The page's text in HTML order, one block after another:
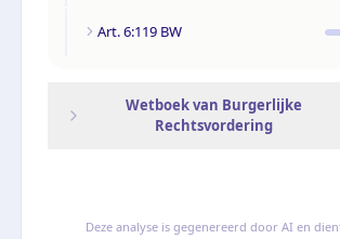
Art. 6:119 BW
Wetboek van Burgerlijke
Rechtsvordering
Deze analyse is gegenereerd door AI en